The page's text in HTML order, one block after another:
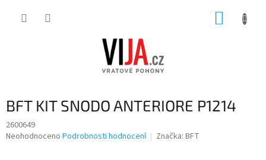
BFT KIT SNODO ANTERIORE P1214
2600649
Průměrné
Neohodnoceno Podrobnosti hodnocení Značka: BFT